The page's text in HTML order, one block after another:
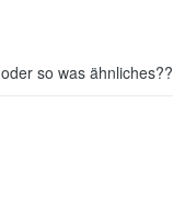
so was ähnliches??